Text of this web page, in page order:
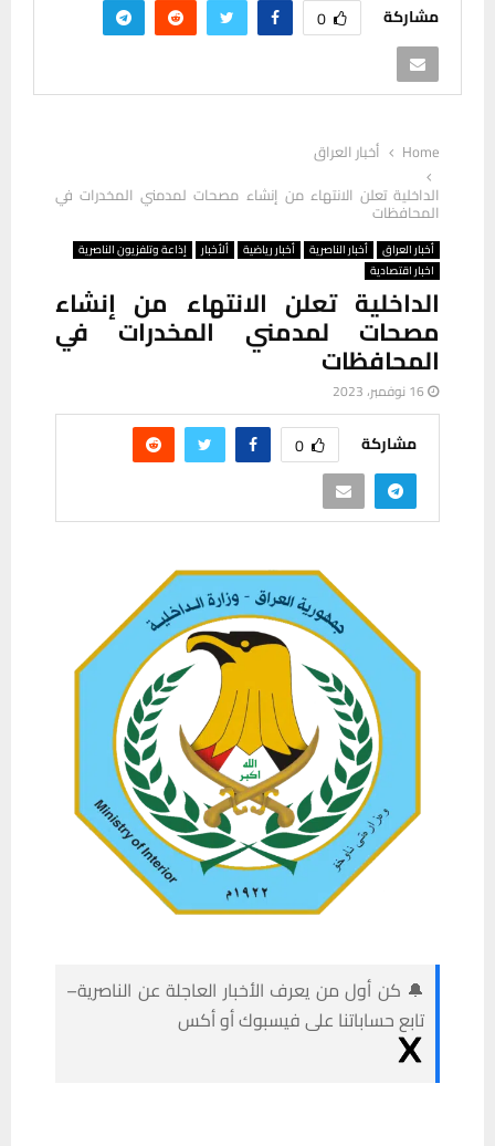
مشاركة 0
Home
أخبار العراق
الداخلية تعلن الانتهاء من إنشاء مصحات لمدمني المخدرات في
المحافظات
أخبار العراق أخبار الناصرية أخبار رياضية ألأخبار
إذاعة وتلفزيون الناصرية
اخبار اقتصادية
الداخلية تعلن الانتهاء من إنشاء
مصحات لمدمني المخدرات في
المحافظات
16 نوفمبر، 2023
مشاركة 0
🔔 كن أول من يعرف الأخبار العاجلة عن الناصرية–
تابع حساباتنا على فيسبوك أو أكس